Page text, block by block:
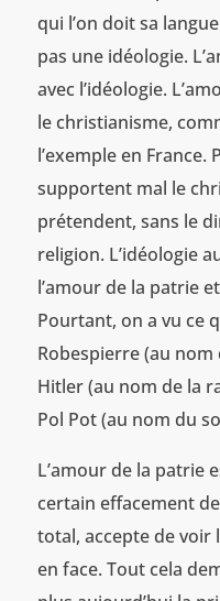
qui l’on doit sa
pas une idéologie.
avec l’idéologie.
le christianisme,
l’exemple en France.
supportent mal le
prétendent, sans le
religion. L’idéologie
l’amour de la patrie
Pourtant, on a vu ce
Robespierre (au
Hitler (au nom de la
Pol Pot (au nom du
L’amour de la patrie
certain effacement
total, accepte de voir
en face. Tout cela